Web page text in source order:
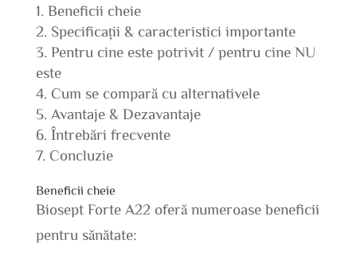
Beneficii cheie
Specificații & caracteristici importante
Pentru cine este potrivit / pentru cine NU
este
Cum se compară cu alternativele
Avantaje & Dezavantaje
Întrebări frecvente
Concluzie
Beneficii cheie
Biosept Forte A22 oferă numeroase beneficii
pentru sănătate: